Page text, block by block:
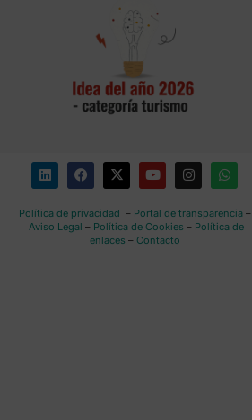
Política de privacidad – Portal de transparencia–
Aviso Legal – Política de Cookies – Política de
enlaces – Contacto